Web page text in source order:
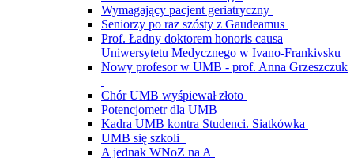
Wymagający pacjent geriatryczny
Seniorzy po raz szósty z Gaudeamus
Prof. Ładny doktorem honoris causa
Uniwersytetu Medycznego w Ivano-Frankivsku
Nowy profesor w UMB - prof. Anna Grzeszczuk
Chór UMB wyśpiewał złoto
Potencjometr dla UMB
Kadra UMB kontra Studenci. Siatkówka
UMB się szkoli
A jednak WNoZ na A